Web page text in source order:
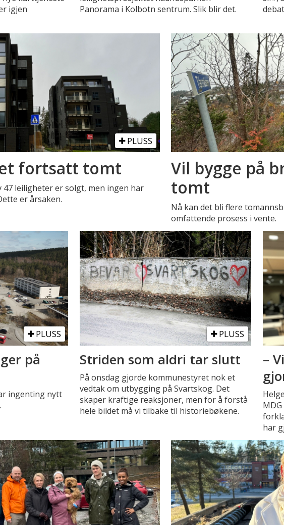
igjen
Panorama i Kolbotn sentrum. Slik blir det.
PLUSS
fortsatt tomt
leiligheter er solgt, men ingen har
er årsaken.
Vil bygge på
tomt
Nå kan det bli flere
omfattende prosess i vente.
PLUSS
på
ingenting nytt
PLUSS
Striden som aldri tar slutt
På onsdag gjorde kommunestyret nok et
vedtak om utbygging på Svartskog. Det
skaper kraftige reaksjoner, men for å forstå
hele bildet må vi tilbake til historiebøkene.
–
har